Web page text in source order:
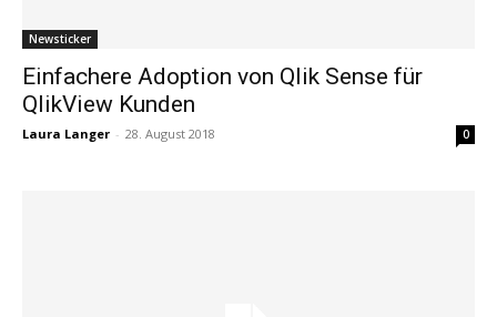
Newsticker
Einfachere Adoption von Qlik Sense für
QlikView Kunden
Laura Langer - 28. August 2018 0